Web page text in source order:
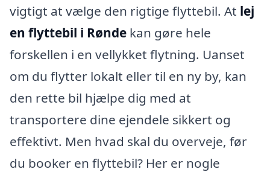
vigtigt at vælge den rigtige flyttebil. At lej
en flyttebil i Rønde kan gøre hele
forskellen i en vellykket flytning. Uanset
om du flytter lokalt eller til en ny by, kan
den rette bil hjælpe dig med at
transportere dine ejendele sikkert og
effektivt. Men hvad skal du overveje, før
du booker en flyttebil? Her er nogle